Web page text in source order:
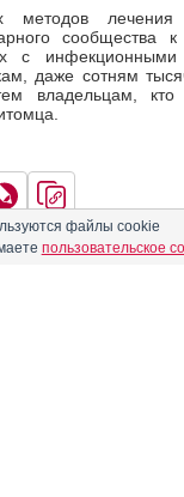
методов
с
даже сотням
владельцам, кто
файлы cookie
пользовательское